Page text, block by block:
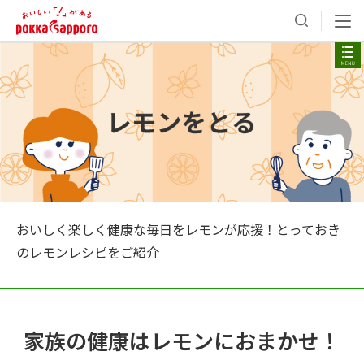
おいしく楽しく健康な毎日をレモンが応援！とっておき
のレモンレシピをご紹介
家族の健康はレモンにおまかせ！